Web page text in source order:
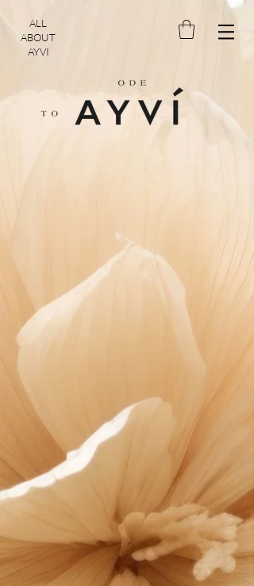
ALL
ABOUT
AYVI